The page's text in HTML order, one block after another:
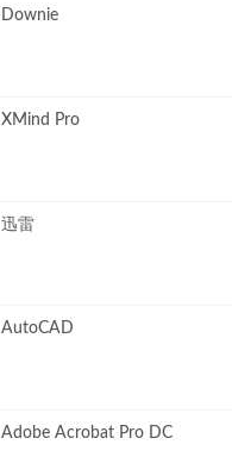
Downie
XMind Pro
迅雷
AutoCAD
Adobe Acrobat Pro DC